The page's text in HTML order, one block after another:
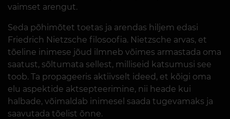
vaimset arengut.
Seda põhimõtet toetas ja arendas hiljem edasi
Friedrich Nietzsche filosoofia. Nietzsche arvas, et
tõeline inimese jõud ilmneb võimes armastada oma
saatust, sõltumata sellest, milliseid katsumusi see
toob. Ta propageeris aktiivselt ideed, et kõigi oma
elu aspektide aktsepteerimine, nii heade kui
halbade, võimaldab inimesel saada tugevamaks ja
saavutada tõelist õnne.